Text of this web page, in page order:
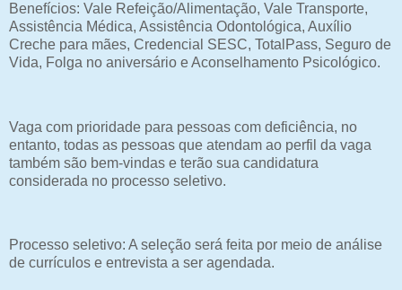
Benefícios: Vale Refeição/Alimentação, Vale Transporte,
Assistência Médica, Assistência Odontológica, Auxílio
Creche para mães, Credencial SESC, TotalPass, Seguro de
Vida, Folga no aniversário e Aconselhamento Psicológico.
Vaga com prioridade para pessoas com deficiência, no
entanto, todas as pessoas que atendam ao perfil da vaga
também são bem-vindas e terão sua candidatura
considerada no processo seletivo.
Processo seletivo: A seleção será feita por meio de análise
de currículos e entrevista a ser agendada.